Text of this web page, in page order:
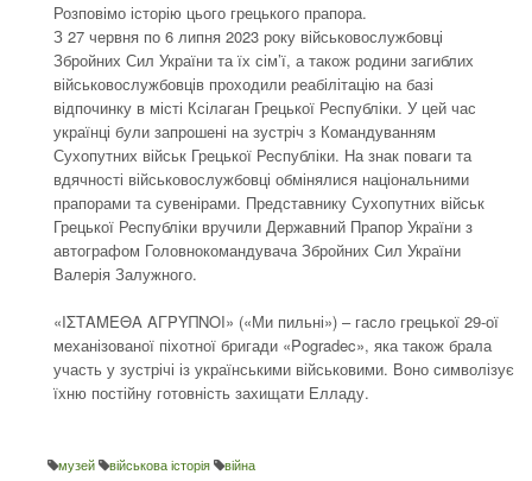
Розповімо історію цього грецького прапора.
З 27 червня по 6 липня 2023 року військовослужбовці
Збройних Сил України та їх сім’ї, а також родини загиблих
військовослужбовців проходили реабілітацію на базі
відпочинку в місті Ксілаган Грецької Республіки. У цей час
українці були запрошені на зустріч з Командуванням
Сухопутних військ Грецької Республіки. На знак поваги та
вдячності військовослужбовці обмінялися національними
прапорами та сувенірами. Представнику Сухопутних військ
Грецької Республіки вручили Державний Прапор України з
автографом Головнокомандувача Збройних Сил України
Валерія Залужного.
«ΙΣΤΑΜΕΘΑ ΑΓΡΥΠΝΟΙ» («Ми пильні») – гасло грецької 29-ої
механізованої піхотної бригади «Pogradec», яка також брала
участь у зустрічі із українськими військовими. Воно символізує
їхню постійну готовність захищати Елладу.
музей військова історія війна